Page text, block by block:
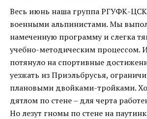
Весь июнь наша группа РГУФК-
военными альпинистами. Мы
намеченную программу и слегка
учебно-методическим процессом.
потянуло на спортивные
уезжать из Приэльбрусья,
плановыми двойками-тройками.
дятлом по стене – для черта
Но лезут гномы по стене на